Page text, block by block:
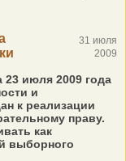
31 июля
2009
23 июля 2009 года
и
к реализации
праву.
как
выборного